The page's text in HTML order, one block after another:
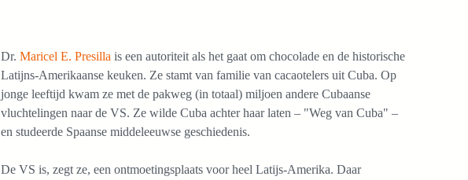
Dr. Maricel E. Presilla is een autoriteit als het gaat om chocolade en de historische
Latijns-Amerikaanse keuken. Ze stamt van familie van cacaotelers uit Cuba. Op
jonge leeftijd kwam ze met de pakweg (in totaal) miljoen andere Cubaanse
vluchtelingen naar de VS. Ze wilde Cuba achter haar laten – "Weg van Cuba" –
en studeerde Spaanse middeleeuwse geschiedenis.
De VS is, zegt ze, een ontmoetingsplaats voor heel Latijs-Amerika. Daar